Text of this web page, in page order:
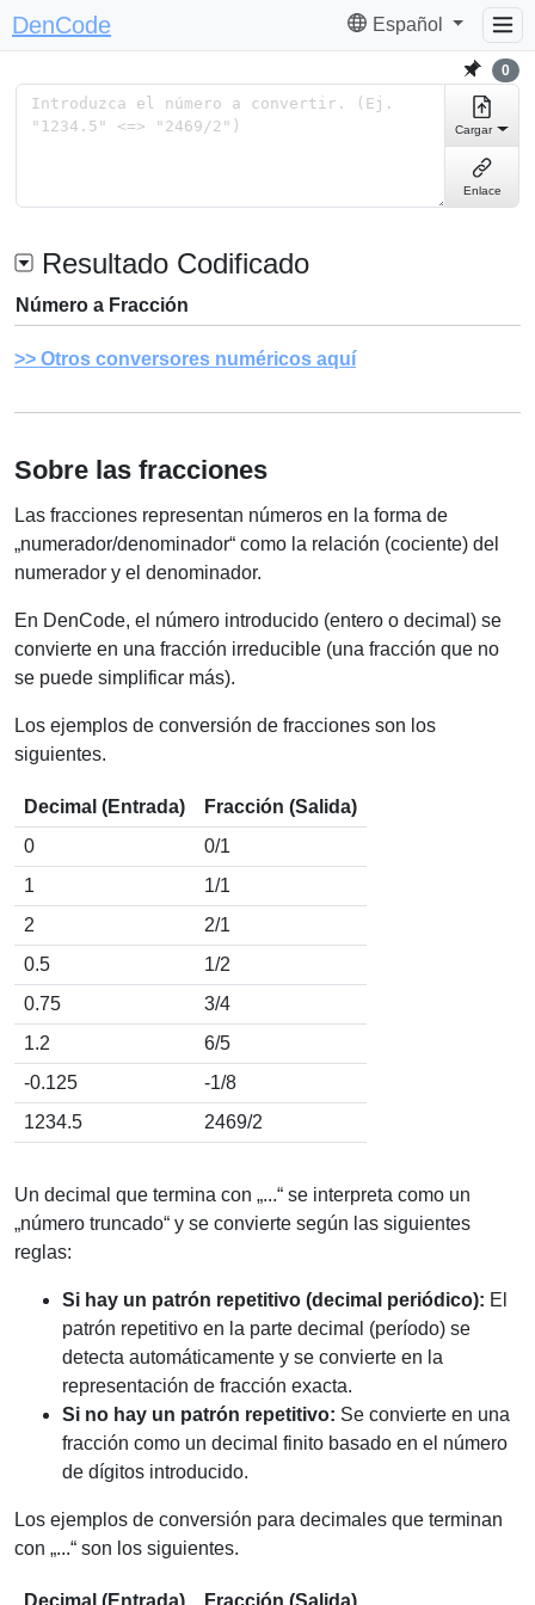
DenCode Español
0
Cargar
Enlace
Resultado Codificado
Número a Fracción
Otros conversores numéricos aquí
Sobre las fracciones
Las fracciones representan números en la forma de
„numerador/denominador“ como la relación (cociente) del
numerador y el denominador.
En DenCode, el número introducido (entero o decimal) se
convierte en una fracción irreducible (una fracción que no
se puede simplificar más).
Los ejemplos de conversión de fracciones son los
siguientes.
Decimal (Entrada)
Fracción (Salida)
0
0/1
1
1/1
2
2/1
0.5
1/2
0.75
3/4
1.2
6/5
-0.125
-1/8
1234.5
2469/2
Un decimal que termina con „...“ se interpreta como un
„número truncado“ y se convierte según las siguientes
reglas:
Si hay un patrón repetitivo (decimal periódico): El
patrón repetitivo en la parte decimal (período) se
detecta automáticamente y se convierte en la
representación de fracción exacta.
Si no hay un patrón repetitivo: Se convierte en una
fracción como un decimal finito basado en el número
de dígitos introducido.
Los ejemplos de conversión para decimales que terminan
con „...“ son los siguientes.
Decimal (Entrada) Fracción (Salida)